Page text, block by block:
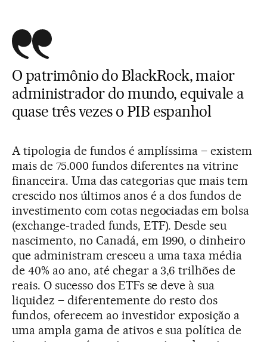
O patrimônio do BlackRock, maior
administrador do mundo, equivale a
quase três vezes o PIB espanhol
A tipologia de fundos é amplíssima – existem
mais de 75.000 fundos diferentes na vitrine
financeira. Uma das categorias que mais tem
crescido nos últimos anos é a dos fundos de
investimento com cotas negociadas em bolsa
(exchange-traded funds, ETF). Desde seu
nascimento, no Canadá, em 1990, o dinheiro
que administram cresceu a uma taxa média
de 40% ao ano, até chegar a 3,6 trilhões de
reais. O sucesso dos ETFs se deve à sua
liquidez – diferentemente do resto dos
fundos, oferecem ao investidor exposição a
uma ampla gama de ativos e sua política de